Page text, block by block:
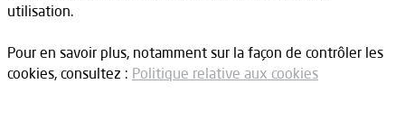
utilisation.
Pour en savoir plus, notamment sur la façon de contrôler les
cookies, consultez : Politique relative aux cookies